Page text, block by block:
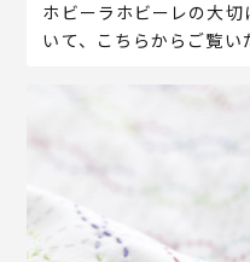
ホビーラホビーレの大
いて、こちらからご覧い